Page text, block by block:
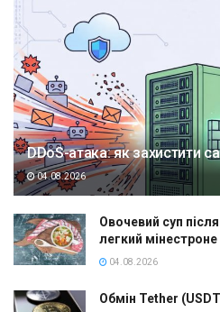
DDoS-атака: як захистити
04.08.2026
Овочевий суп
легкий мінестроне
04.08.2026
Обмін Tether